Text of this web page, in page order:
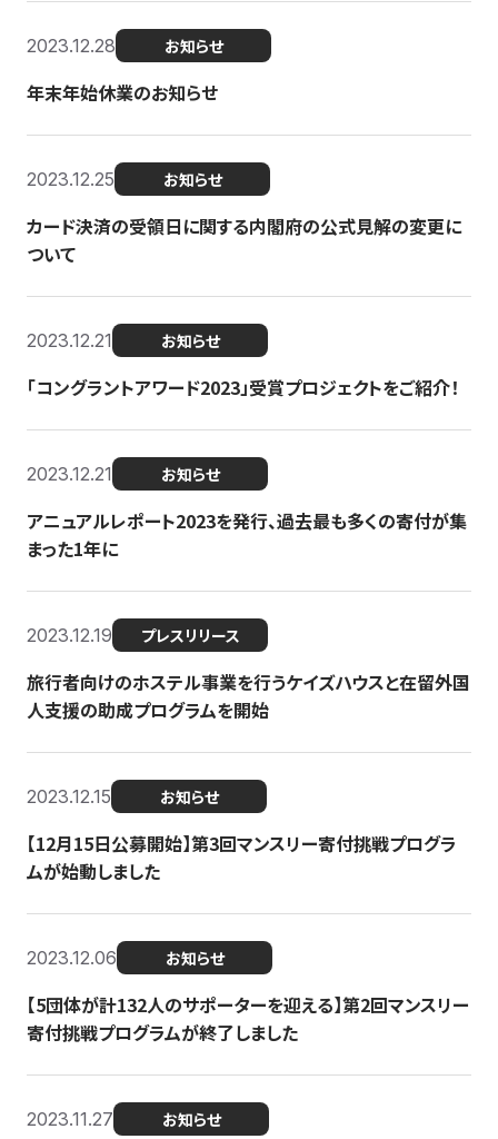
2023.12.28 お知らせ
年末年始休業のお知らせ
2023.12.25 お知らせ
カード決済の受領日に関する内閣府の公式見解の変更に
ついて
2023.12.21 お知らせ
「コングラントアワード2023」受賞プロジェクトをご紹介！
2023.12.21 お知らせ
アニュアルレポート2023を発行、過去最も多くの寄付が集
まった1年に
2023.12.19 プレスリリース
旅行者向けのホステル事業を行うケイズハウスと在留外国
人支援の助成プログラムを開始
2023.12.15 お知らせ
【12月15日公募開始】第3回マンスリー寄付挑戦プログラ
ムが始動しました
2023.12.06 お知らせ
【5団体が計132人のサポーターを迎える】第2回マンスリー
寄付挑戦プログラムが終了しました
2023.11.27 お知らせ